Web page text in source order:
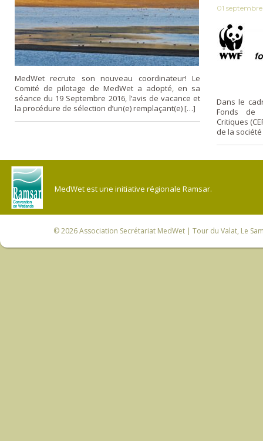
MedWet recrute son nouveau coordinateur! Le
Comité de pilotage de MedWet a adopté, en sa
séance du 19 Septembre 2016, l’avis de vacance et
la procédure de sélection d’un(e) remplaçant(e) […]
01
Dans le
Fonds de
Critiques
de la
MedWet est une initiative régionale Ramsar.
© 2026Association Secrétariat MedWet | Tour du Valat, Le